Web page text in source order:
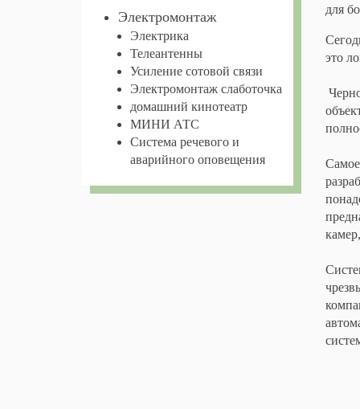
Электромонтаж
Электрика
Телеантенны
Усиление сотовой связи
Электромонтаж слаботочка
домашний кинотеатр
МИНИ АТС
Система речевого и
аварийного оповещения
для
это